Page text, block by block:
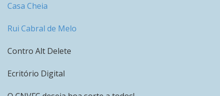
Casa Cheia
Rui Cabral de Melo
Contro Alt Delete
Ecritório Digital